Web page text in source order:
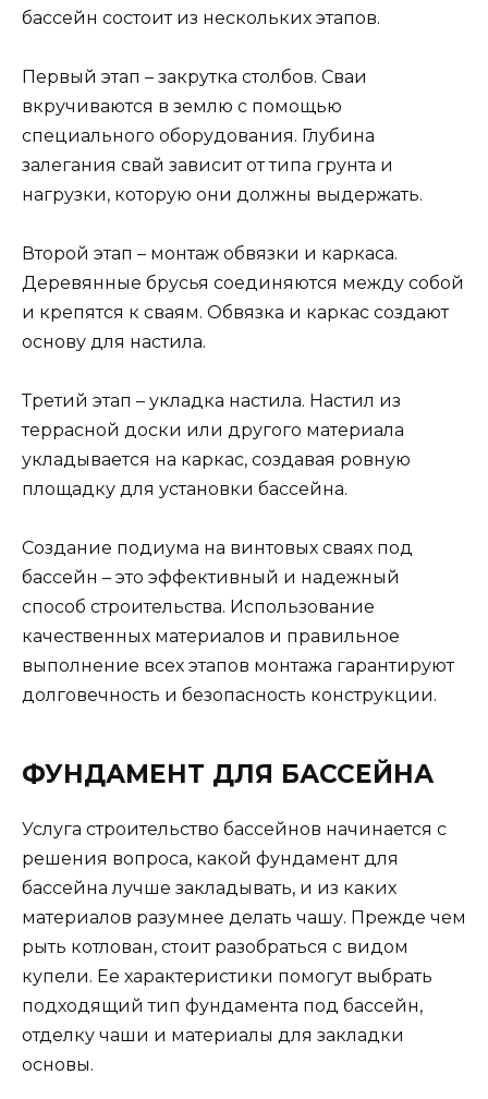
бассейн состоит из нескольких этапов.
Первый этап – закрутка столбов. Сваи
вкручиваются в землю с помощью
специального оборудования. Глубина
залегания свай зависит от типа грунта и
нагрузки, которую они должны выдержать.
Второй этап – монтаж обвязки и каркаса.
Деревянные брусья соединяются между собой
и крепятся к сваям. Обвязка и каркас создают
основу для настила.
Третий этап – укладка настила. Настил из
террасной доски или другого материала
укладывается на каркас, создавая ровную
площадку для установки бассейна.
Создание подиума на винтовых сваях под
бассейн – это эффективный и надежный
способ строительства. Использование
качественных материалов и правильное
выполнение всех этапов монтажа гарантируют
долговечность и безопасность конструкции.
ФУНДАМЕНТ ДЛЯ БАССЕЙНА
Услуга строительство бассейнов начинается с
решения вопроса, какой фундамент для
бассейна лучше закладывать, и из каких
материалов разумнее делать чашу. Прежде чем
рыть котлован, стоит разобраться с видом
купели. Ее характеристики помогут выбрать
подходящий тип фундамента под бассейн,
отделку чаши и материалы для закладки
основы.